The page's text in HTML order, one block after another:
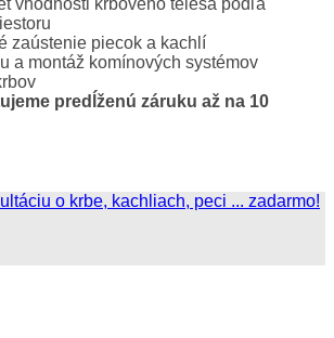
vhodnosti krbového telesa podľa
zaústenie piecok a kachlí
a montáž komínových systémov
predĺženú záruku až na 10
o krbe, kachliach, peci ... zadarmo!